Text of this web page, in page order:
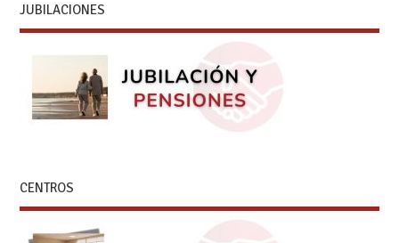
JUBILACIONES
CENTROS